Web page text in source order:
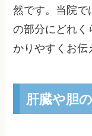
然です。当院で
の部分にどれく
かりやすくお伝
肝臓や胆